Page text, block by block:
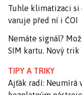
Tuhle klimatizaci si
varuje před ní i ČOI
Nemáte signál?
SIM kartu. Nový
TIPY A TRIKY
Ajťák radí: Neumírá